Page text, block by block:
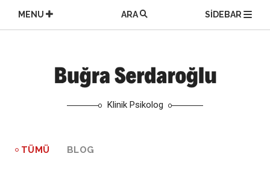
content
MENU ARA SIDEBAR
Klinik Psikolog
TÜMÜ BLOG